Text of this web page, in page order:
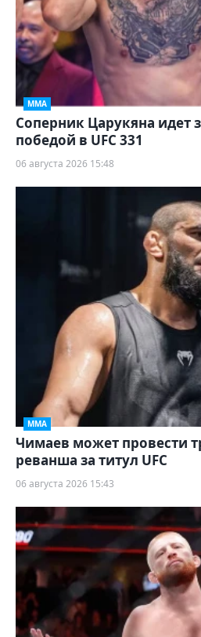
ММА
Соперник Царукяна идет
победой в UFC 331
06 августа 2026 15:48
ММА
Чимаев может провести
реванша за титул UFC
06 августа 2026 15:43